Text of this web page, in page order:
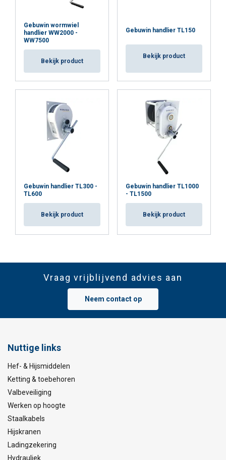
Veilige, stille en nauwkeurige hijsoplossing
Levering, advies, keuring en service via Mennens
Materiaal:
Markering:
Afwerking:
Norm:
Opmerking:
Gebuwin wormwiel
handlier WW2000 -
WW7500
Bekijk product
Gebuwin handlier TL150
Bekijk product
Gebuwin handlier TL300 -
TL600
Bekijk product
Gebuwin handlier TL1000
- TL1500
Bekijk product
Vraag vrijblijvend advies aan
Neem contact op
Nuttige links
Hef- & Hijsmiddelen
Ketting & toebehoren
Valbeveiliging
Werken op hoogte
Staalkabels
Hijskranen
Ladingzekering
Hydrauliek